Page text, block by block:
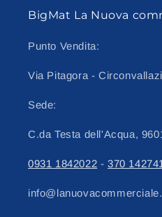
BigMat La Nuova
Punto Vendita:
Via Pitagora -
Sede:
C.da Testa dell'Acqua,
0931 1842022 -370